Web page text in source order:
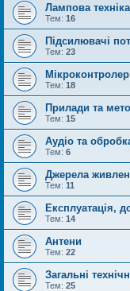
Лампова техніка
Тем: 16
Підсилювачі
Тем: 23
Тем: 18
Прилади та
Тем: 15
Аудіо та
Тем: 6
Джерела
Тем: 11
Експлуатація,
Тем: 14
Антени
Тем: 22
Загальні
Тем: 25